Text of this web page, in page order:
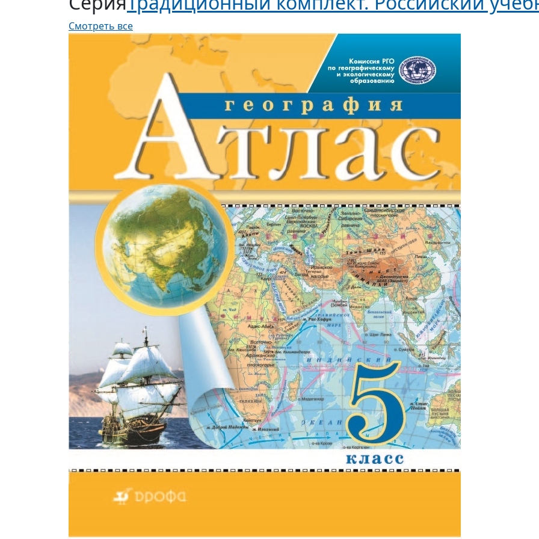
Смотреть все